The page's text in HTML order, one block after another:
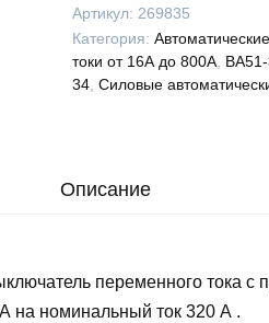
35М3-
341810-
320А-1600-
КЭАЗ,
Артикул: 269835
Категория:
токи от 16А до 800А, ВА51-
34, Силовые
Описание
переменного тока с
на номинальный ток 320 А .